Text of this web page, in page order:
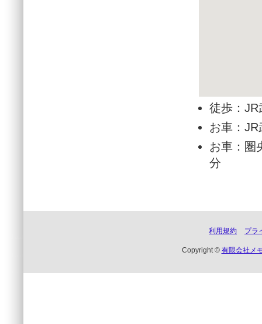
徒歩：JR
お車：
お車：圏
分
利用規約 プラ
Copyright © 有限会社メ